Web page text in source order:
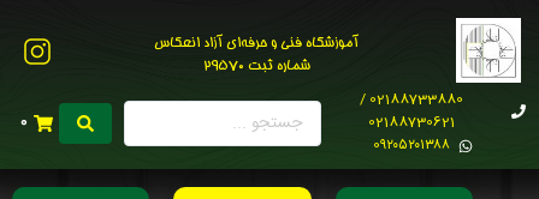
آموزشگاه فنی و حرفه‌ای آزاد انعکاس
شماره ثبت 29570
02188733880 /
02188730621
0۹۲۰۵۲۰۱۳۸۸
0